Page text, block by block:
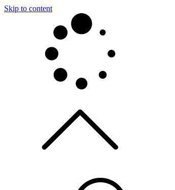
Skip to content